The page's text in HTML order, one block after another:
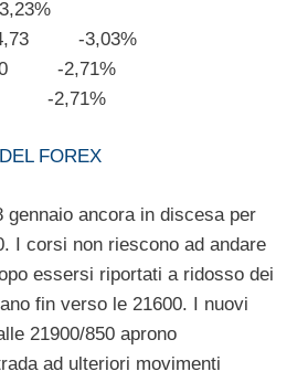
4,73 -3,03%
-2,71%
-2,71%
FOREX
gennaio ancora in discesa per
I corsi non riescono ad andare
essersi riportati a ridosso dei
fin verso le 21600. I nuovi
21900/850 aprono
ad ulteriori movimenti